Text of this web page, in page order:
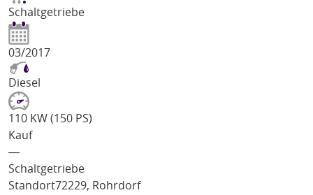
Schaltgetriebe
03/2017
Diesel
110 KW (150 PS)
Kauf
―
Schaltgetriebe
Standort72229, Rohrdorf